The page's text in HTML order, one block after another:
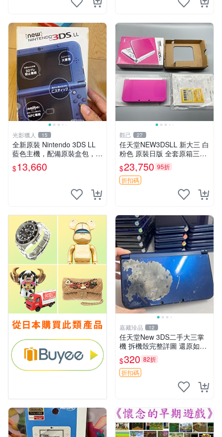
光影獵人 15
全新原裝 Nintendo 3DS LL
藍色主機，配備原裝盒包，螢
幕乾淨如新，按鍵順暢，支援
3D 與 NFC 技術，兼容 amiib
$13,660
觀己 27
任天堂NEW3DSLL 新大三 白
粉色 原裝日版 全套原箱三碼
合一 輸入未改機 原廠觸控筆
齊備 任天堂 NEW3DSLL 3D
掌機 日系原裝 全套附屬物
$23,750 95折
折扣碼
嘉藏珍品 12
任天堂New 3DS二手大三掌
機 拆機殼完整詳圖 還原如新
帶編號發貨 拆機殼 3ds 新款
可玩商品
$320 82折
折扣碼